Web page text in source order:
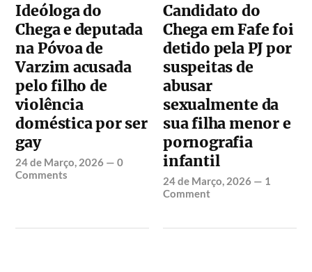
Ideóloga do
Chega e deputada
na Póvoa de
Varzim acusada
pelo filho de
violência
doméstica por ser
gay
24 de Março, 2026 —0
Comments
Candidato do
Chega em Fafe foi
detido pela PJ por
suspeitas de
abusar
sexualmente da
sua filha menor e
pornografia
infantil
24 de Março, 2026 — 1
Comment